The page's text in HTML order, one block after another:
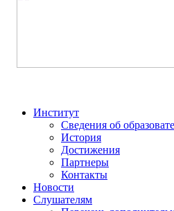
Институт
Сведения об
История
Достижения
Партнеры
Контакты
Новости
Слушателям